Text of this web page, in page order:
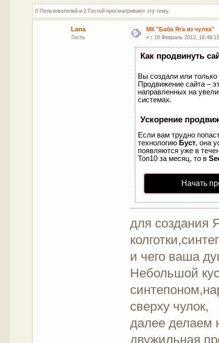
0 Пользователей и 2 Гостей просматривают эту тему.
Lana
Гость
МК "Баба Яга из чулка"
« : 18 Февраль 2012,
Как продвинуть
Вы создали или только
Продвижение сайта –
направленных на
системах.
Ускорение
Если вам трудно
технологию Буст, она
появляются уже в
Топ10 за месяц, то в
Начать
для создания
и чего ваша
Небольшой
сверху чулок,
далее делаем
двужильная